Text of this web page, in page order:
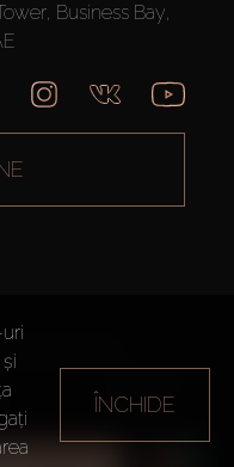
Business Bay,
rezervate
ului
ÎNCHIDE